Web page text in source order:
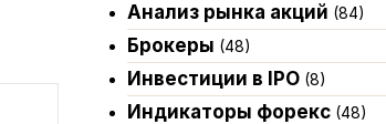
Анализ рынка акций (84)
Брокеры (48)
Инвестиции в IPO(8)
Индикаторы форекс(48)